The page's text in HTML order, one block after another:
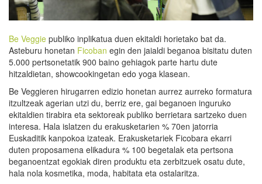
Be Veggie publiko inplikatua duen ekitaldi horietako bat da.
Asteburu honetan Ficoban egin den jaialdi beganoa bisitatu duten
5.000 pertsonetatik 900 baino gehiagok parte hartu dute
hitzaldietan, showcookingetan edo yoga klasean.
Be Veggieren hirugarren edizio honetan aurrez aurreko formatura
itzultzeak agerian utzi du, berriz ere, gai beganoen inguruko
ekitaldien tirabira eta sektoreak publiko berrietara sartzeko duen
interesa. Hala islatzen du erakusketarien % 70en jatorria
Euskaditik kanpokoa izateak. Erakusketariek Ficobara ekarri
duten proposamena elikadura % 100 begetalak eta pertsona
beganoentzat egokiak diren produktu eta zerbitzuek osatu dute,
hala nola kosmetika, moda, habitata eta ostalaritza.